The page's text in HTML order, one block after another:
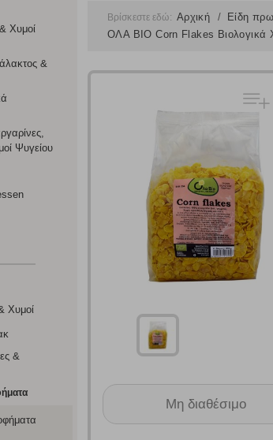
Χυμοί
&
Ψυγείου
Χυμοί
&
Βρίσκεστε εδώ: Αρχική Είδη
ΟΛΑ BIO Corn Flakes Βιολογικά
Μη διαθέσιμο
Ρυθμίσεις
περιήγηση ή/και χρήση του ιστότοπου συλλέγουμε
χαρακτηριστικά που υποδεικνύουν